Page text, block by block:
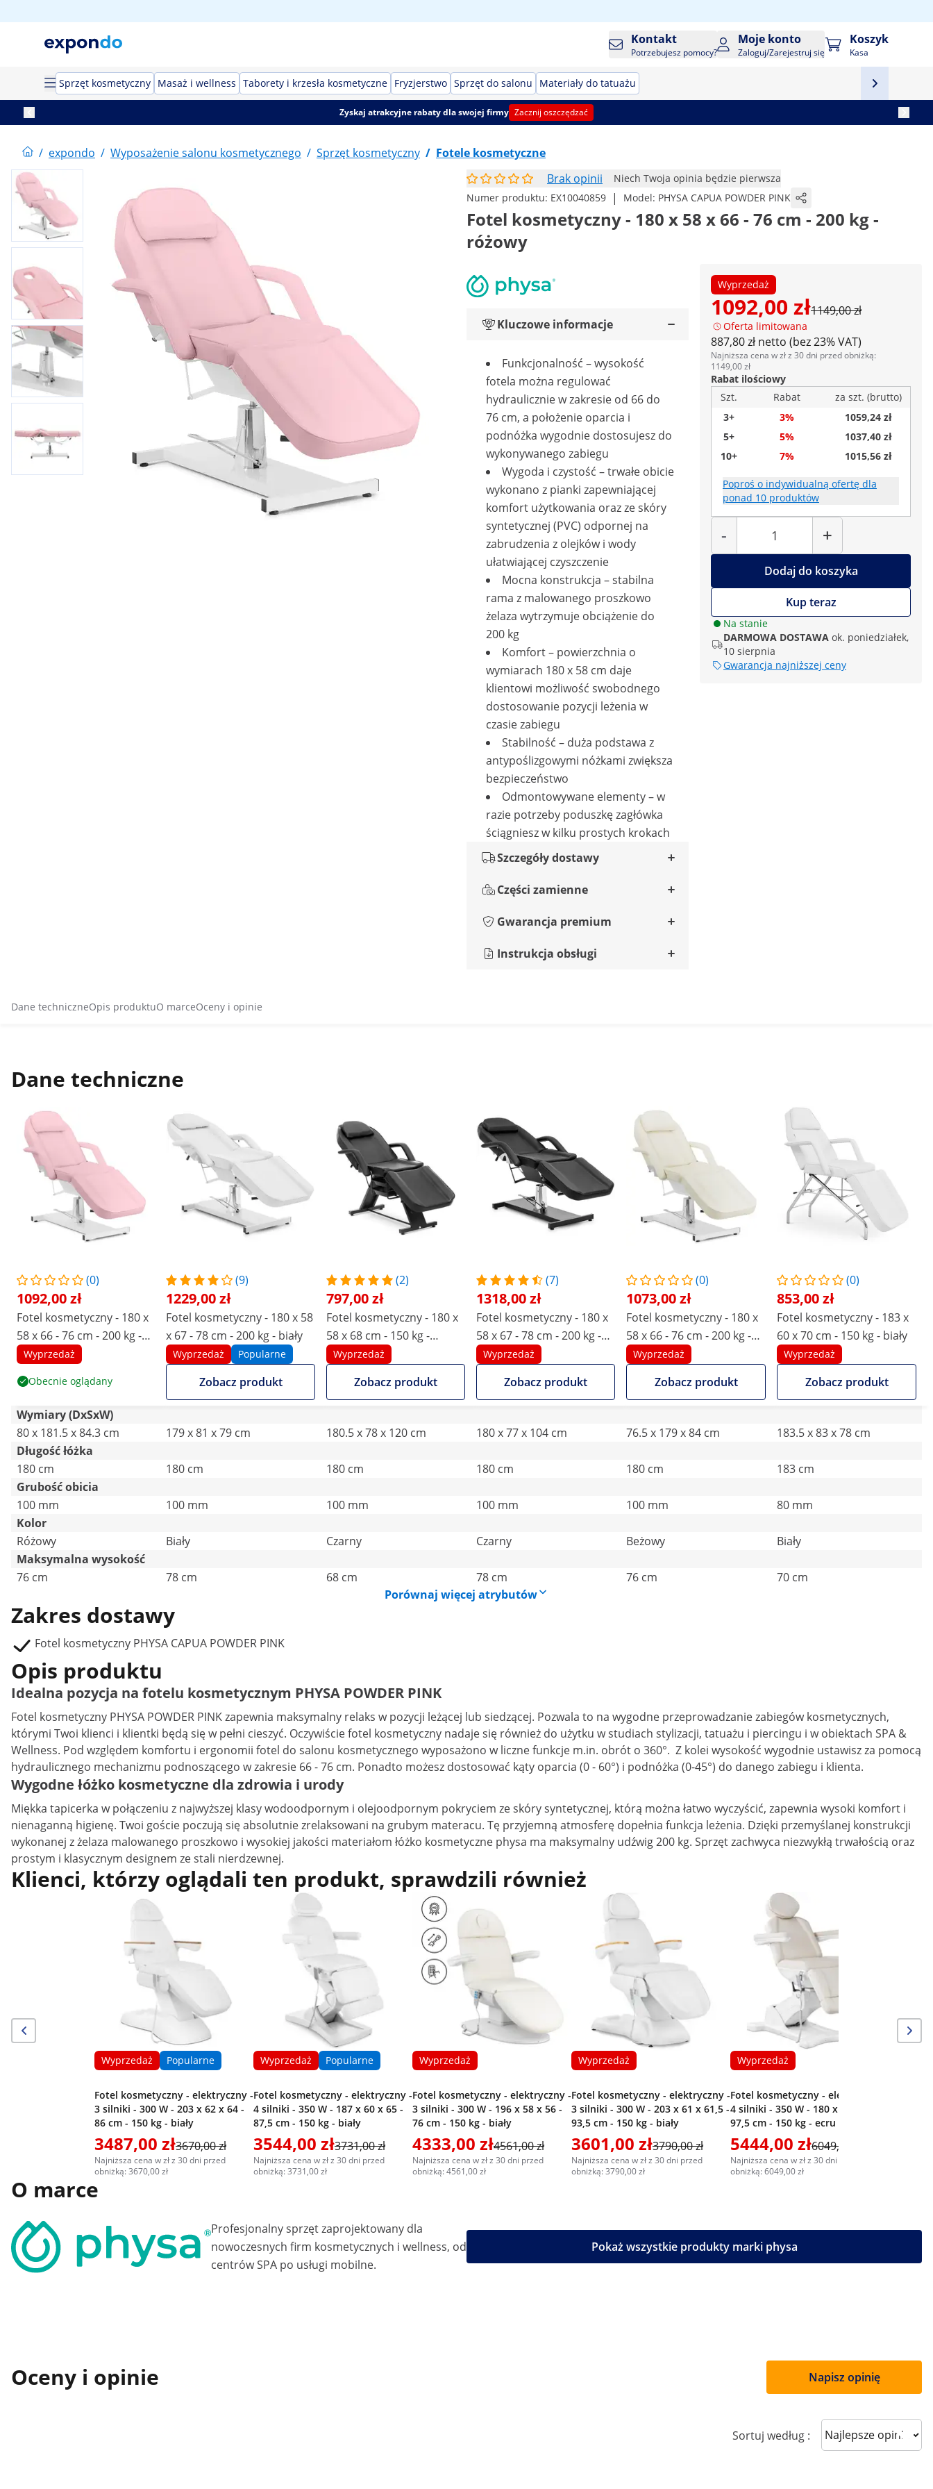
Kontakt
Potrzebujesz pomocy?
Moje konto
Zaloguj/Zarejestruj się
Koszyk
Kasa
Sprzęt kosmetyczny Masaż i wellness Taborety i krzesła kosmetyczne Fryzjerstwo Sprzęt do salonu Materiały do tatuażu
Zyskaj atrakcyjne rabaty dla swojej firmy Zacznij oszczędzać
/ expondo / Wyposażenie salonu kosmetycznego / Sprzęt kosmetyczny / Fotele kosmetyczne
Brak opinii
Niech Twoja opinia będzie pierwsza
Numer produktu: EX10040859 | Model: PHYSA CAPUA POWDER PINK
Fotel kosmetyczny - 180 x 58 x 66 - 76 cm - 200 kg -
różowy
Wyprzedaż
1092,00 zł1149,00 zł
Oferta limitowana
887,80 zł netto (bez 23% VAT)
Najniższa cena w zł z 30 dni przed obniżką:
1149,00 zł
Rabat ilościowy
Szt.
Rabat
za szt. (brutto)
3+
3%
1059,24 zł
5+
5%
1037,40 zł
10+
7% 1015,56 zł
Poproś o indywidualną ofertę dla
ponad 10 produktów
-
Liczba
+
Dodaj do koszyka
Kup teraz
Na stanie
DARMOWA DOSTAWA ok. poniedziałek,
10 sierpnia
Gwarancja najniższej ceny
Kluczowe informacje
Funkcjonalność – wysokość
fotela można regulować
hydraulicznie w zakresie od 66 do
76 cm, a położenie oparcia i
podnóżka wygodnie dostosujesz do
wykonywanego zabiegu
Wygoda i czystość – trwałe obicie
wykonano z pianki zapewniającej
komfort użytkowania oraz ze skóry
syntetycznej (PVC) odpornej na
zabrudzenia z olejków i wody
ułatwiającej czyszczenie
Mocna konstrukcja – stabilna
rama z malowanego proszkowo
żelaza wytrzymuje obciążenie do
200 kg
Komfort – powierzchnia o
wymiarach 180 x 58 cm daje
klientowi możliwość swobodnego
dostosowanie pozycji leżenia w
czasie zabiegu
Stabilność – duża podstawa z
antypoślizgowymi nóżkami zwiększa
bezpieczeństwo
Odmontowywane elementy – w
razie potrzeby poduszkę zagłówka
ściągniesz w kilku prostych krokach
Szczegóły dostawy
Części zamienne
Gwarancja premium
Instrukcja obsługi
Dane techniczneOpis produktuO marceOceny i opinie
Dane techniczne
(0)
1092,00 zł
Fotel kosmetyczny - 180 x
58 x 66 - 76 cm - 200 kg -
różowy
Wyprzedaż
Obecnie oglądany
(9)
1229,00 zł
Fotel kosmetyczny - 180 x 58
x 67 - 78 cm - 200 kg - biały
Wyprzedaż Popularne
Zobacz produkt
(2)
797,00 zł
Fotel kosmetyczny - 180 x
58 x 68 cm - 150 kg -
czarny
Wyprzedaż
Zobacz produkt
(7)
1318,00 zł
Fotel kosmetyczny - 180 x
58 x 67 - 78 cm - 200 kg -
czarny
Wyprzedaż
Zobacz produkt
(0)
1073,00 zł
Fotel kosmetyczny - 180 x
58 x 66 - 76 cm - 200 kg -
beige
Wyprzedaż
Zobacz produkt
(0)
853,00 zł
Fotel kosmetyczny - 183 x
60 x 70 cm - 150 kg - biały
Wyprzedaż
Zobacz produkt
Wymiary (DxSxW)
80 x 181.5 x 84.3 cm
179 x 81 x 79 cm 180.5 x 78 x 120 cm 180 x 77 x 104 cm 76.5 x 179 x 84 cm
183.5 x 83 x 78 cm
Długość łóżka
180 cm
180 cm 180 cm 180 cm 180 cm
183 cm
Grubość obicia
100 mm
100 mm 100 mm 100 mm 100 mm
80 mm
Kolor
Różowy
Biały Czarny Czarny Beżowy
Biały
Maksymalna wysokość
76 cm
78 cm 68 cm 78 cm 76 cm
70 cm
Porównaj więcej atrybutów
Zakres dostawy
Fotel kosmetyczny PHYSA CAPUA POWDER PINK
Opis produktu
Idealna pozycja na fotelu kosmetycznym PHYSA POWDER PINK
Fotel kosmetyczny PHYSA POWDER PINK zapewnia maksymalny relaks w pozycji leżącej lub siedzącej. Pozwala to na wygodne przeprowadzanie zabiegów kosmetycznych,
którymi Twoi klienci i klientki będą się w pełni cieszyć. Oczywiście fotel kosmetyczny nadaje się również do użytku w studiach stylizacji, tatuażu i piercingu i w obiektach SPA &
Wellness. Pod względem komfortu i ergonomii fotel do salonu kosmetycznego wyposażono w liczne funkcje m.in. obrót o 360°. Z kolei wysokość wygodnie ustawisz za pomocą
hydraulicznego mechanizmu podnoszącego w zakresie 66 - 76 cm. Ponadto możesz dostosować kąty oparcia (0 - 60°) i podnóżka (0-45°) do danego zabiegu i klienta.
Wygodne łóżko kosmetyczne dla zdrowia i urody
Miękka tapicerka w połączeniu z najwyższej klasy wodoodpornym i olejoodpornym pokryciem ze skóry syntetycznej, którą można łatwo wyczyścić, zapewnia wysoki komfort i
nienaganną higienę. Twoi goście poczują się absolutnie zrelaksowani na grubym materacu. Tę przyjemną atmosferę dopełnia funkcja leżenia. Dzięki przemyślanej konstrukcji
wykonanej z żelaza malowanego proszkowo i wysokiej jakości materiałom łóżko kosmetyczne physa ma maksymalny udźwig 200 kg. Sprzęt zachwyca niezwykłą trwałością oraz
prostym i klasycznym designem ze stali nierdzewnej.
Klienci, którzy oglądali ten produkt, sprawdzili również
Wyprzedaż Popularne
Fotel kosmetyczny - elektryczny -
3 silniki - 300 W - 203 x 62 x 64 -
86 cm - 150 kg - biały
3487,00 zł3670,00 zł
Najniższa cena w zł z 30 dni przed
obniżką: 3670,00 zł
Wyprzedaż Popularne
Fotel kosmetyczny - elektryczny -
4 silniki - 350 W - 187 x 60 x 65 -
87,5 cm - 150 kg - biały
3544,00 zł3731,00 zł
Najniższa cena w zł z 30 dni przed
obniżką: 3731,00 zł
Wyprzedaż
Fotel kosmetyczny - elektryczny -
3 silniki - 300 W - 196 x 58 x 56 -
76 cm - 150 kg - biały
4333,00 zł4561,00 zł
Najniższa cena w zł z 30 dni przed
obniżką: 4561,00 zł
Wyprzedaż
Fotel kosmetyczny - elektryczny -
3 silniki - 300 W - 203 x 61 x 61,5 -
93,5 cm - 150 kg - biały
3601,00 zł3790,00 zł
Najniższa cena w zł z 30 dni przed
obniżką: 3790,00 zł
Wyprzedaż
Fotel kosmetyczny - elektryczny -
4 silniki - 350 W - 180 x 61 x 65 -
97,5 cm - 150 kg - ecru / biały
5444,00 zł6049,00 zł
Najniższa cena w zł z 30 dni przed
obniżką: 6049,00 zł
O marce
Profesjonalny sprzęt zaprojektowany dla
nowoczesnych firm kosmetycznych i wellness, od
centrów SPA po usługi mobilne.
Pokaż wszystkie produkty marki physa
Oceny i opinie Napisz opinię
Sortuj według : Sort reviews